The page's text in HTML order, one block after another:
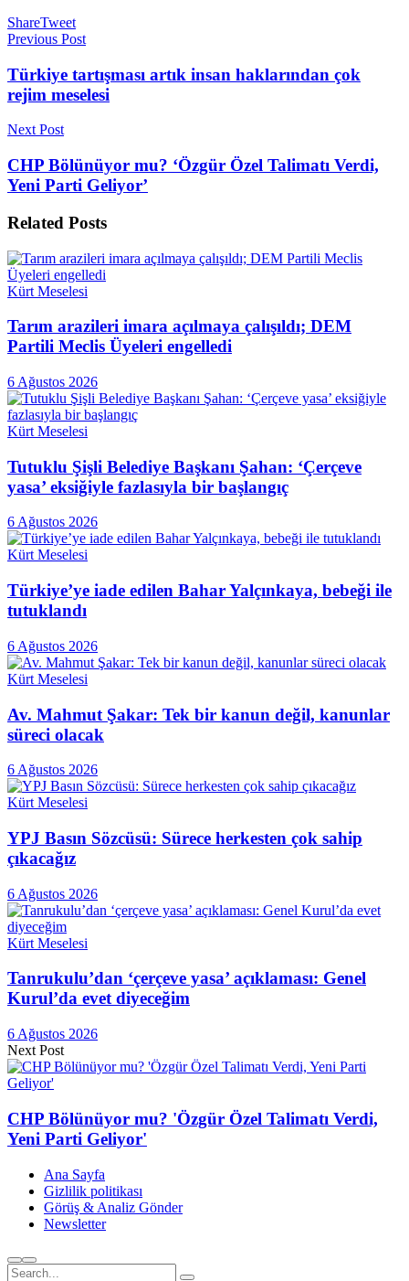
ShareTweet
Previous Post
Türkiye tartışması artık insan haklarından çok
rejim meselesi
Next Post
CHP Bölünüyor mu? ‘Özgür Özel Talimatı Verdi,
Yeni Parti Geliyor’
Related Posts
Kürt Meselesi
Tarım arazileri imara açılmaya çalışıldı; DEM
Partili Meclis Üyeleri engelledi
6 Ağustos 2026
Kürt Meselesi
Tutuklu Şişli Belediye Başkanı Şahan: ‘Çerçeve
yasa’ eksiğiyle fazlasıyla bir başlangıç
6 Ağustos 2026
Kürt Meselesi
Türkiye’ye iade edilen Bahar Yalçınkaya, bebeği ile
tutuklandı
6 Ağustos 2026
Kürt Meselesi
Av. Mahmut Şakar: Tek bir kanun değil, kanunlar
süreci olacak
6 Ağustos 2026
Kürt Meselesi
YPJ Basın Sözcüsü: Sürece herkesten çok sahip
çıkacağız
6 Ağustos 2026
Kürt Meselesi
Tanrukulu’dan ‘çerçeve yasa’ açıklaması: Genel
Kurul’da evet diyeceğim
6 Ağustos 2026
Next Post
CHP Bölünüyor mu? 'Özgür Özel Talimatı Verdi,
Yeni Parti Geliyor'
Ana Sayfa
Gizlilik politikası
Görüş & Analiz Gönder
Newsletter